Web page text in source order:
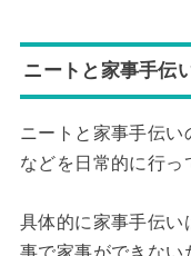
ニートと家事手伝
ニートと家事手伝
などを日常的に行っ
具体的に家事手伝い
事で家事ができない